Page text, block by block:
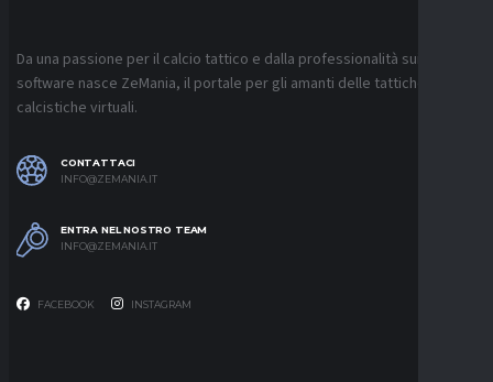
Da una passione per il calcio tattico e dalla professionalità sui
software nasce ZeMania, il portale per gli amanti delle tattiche
calcistiche virtuali.
CONTATTACI
INFO@ZEMANIA.IT
ENTRA NEL NOSTRO TEAM
INFO@ZEMANIA.IT
FACEBOOK INSTAGRAM